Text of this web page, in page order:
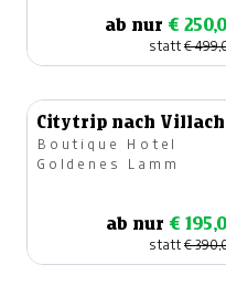
ab nur €
statt€
Citytrip nach Villach
Boutique Hotel
Goldenes Lamm
ab nur €
statt€